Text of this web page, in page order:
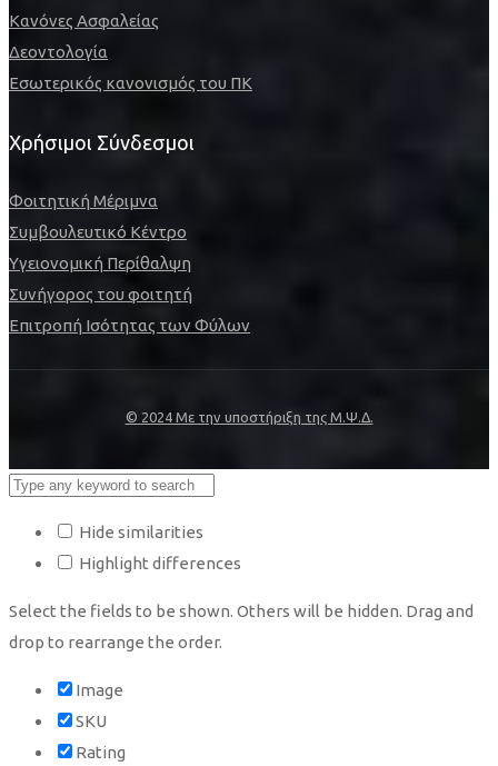
Κανόνες Ασφαλείας
Δεοντολογία
Εσωτερικός κανονισμός του ΠΚ
Χρήσιμοι Σύνδεσμοι
Φοιτητική Μέριμνα
Συμβουλευτικό Κέντρο
Υγειονομική Περίθαλψη
Συνήγορος του φοιτητή
Επιτροπή Ισότητας των Φύλων
© 2024 Με την υποστήριξη της Μ.Ψ.Δ.
Hide similarities
Highlight differences
Select the fields to be shown. Others will be hidden. Drag and
drop to rearrange the order.
Image
SKU
Rating